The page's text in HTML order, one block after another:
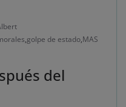
,golpe de estado,MAS
del